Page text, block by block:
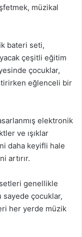
müzikal
bateri seti,
çeşitli eğitim
çocuklar,
eğlenceli bir
elektronik
ve ışıklar
daha keyifli hale
artırır.
genellikle
sayede çocuklar,
her yerde müzik